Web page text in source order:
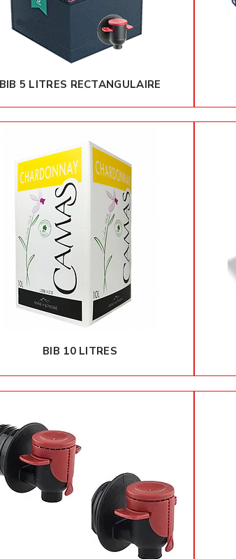
BIB 5 LITRES RECTANGULAIRE
BIB 10 LITRES